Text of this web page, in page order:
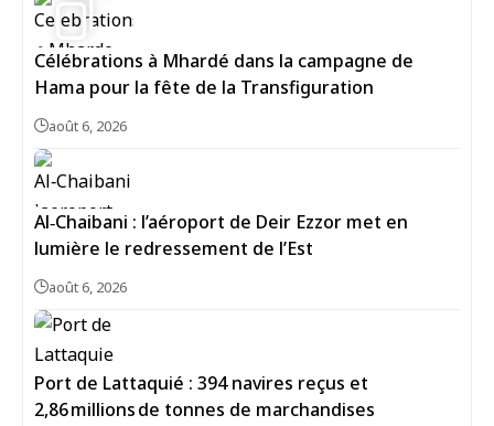
Célébrations à Mhardé dans la campagne de
Hama pour la fête de la Transfiguration
août 6, 2026
Al‑Chaibani : l’aéroport de Deir Ezzor met en
lumière le redressement de l’Est
août 6, 2026
Port de Lattaquié : 394 navires reçus et
2,86 millions de tonnes de marchandises